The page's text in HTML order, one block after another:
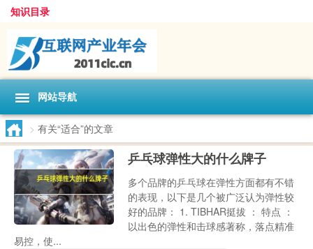
知识目录
网站导航
> 有关“适合”的文章
乒乓球弹性大的什么牌子
多个品牌的乒乓球在弹性方面都有不错
的表现，以下是几个被广泛认为弹性较
好的品牌： 1. TIBHAR挺拔 ： 特点 ：
以出色的弹性和击球感著称，落点精准
易控，使...